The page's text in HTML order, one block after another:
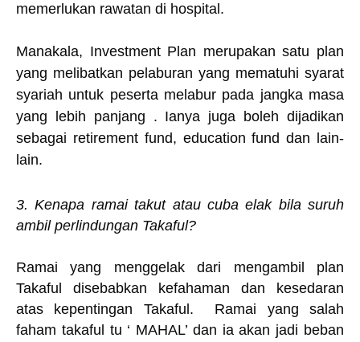
memerlukan rawatan di hospital.
Manakala, Investment Plan merupakan satu plan
yang melibatkan pelaburan yang mematuhi syarat
syariah untuk peserta melabur pada jangka masa
yang lebih panjang . Ianya juga boleh dijadikan
sebagai retirement fund, education fund dan lain-
lain.
3. Kenapa ramai takut atau cuba elak bila suruh
ambil perlindungan Takaful?
Ramai yang menggelak dari mengambil plan
Takaful disebabkan kefahaman dan kesedaran
atas kepentingan Takaful. Ramai yang salah
faham takaful tu ‘ MAHAL’ dan ia akan jadi beban